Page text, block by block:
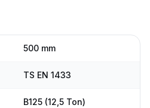
500 mm
TS EN 1433
B125 (12,5 Ton)